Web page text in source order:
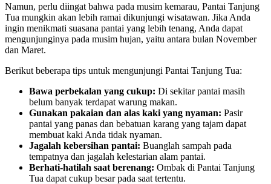
Namun, perlu diingat bahwa pada musim kemarau, Pantai Tanjung
Tua mungkin akan lebih ramai dikunjungi wisatawan. Jika Anda
ingin menikmati suasana pantai yang lebih tenang, Anda dapat
mengunjunginya pada musim hujan, yaitu antara bulan November
dan Maret.
Berikut beberapa tips untuk mengunjungi Pantai Tanjung Tua:
Bawa perbekalan yang cukup: Di sekitar pantai masih
belum banyak terdapat warung makan.
Gunakan pakaian dan alas kaki yang nyaman: Pasir
pantai yang panas dan bebatuan karang yang tajam dapat
membuat kaki Anda tidak nyaman.
Jagalah kebersihan pantai: Buanglah sampah pada
tempatnya dan jagalah kelestarian alam pantai.
Berhati-hatilah saat berenang: Ombak di Pantai Tanjung
Tua dapat cukup besar pada saat tertentu.